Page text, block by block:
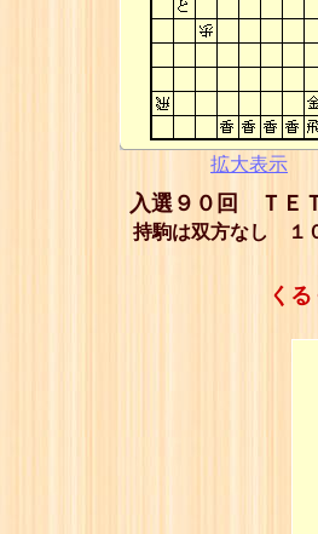
拡大表示
入選９０回 ＴＥ
持駒は双方なし １
く